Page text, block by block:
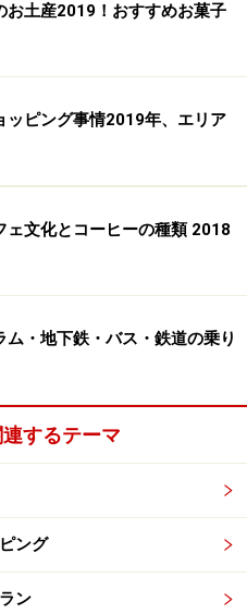
お土産2019！おすすめお菓子
ッピング事情2019年、エリア
ェ文化とコーヒーの種類 2018
ム・地下鉄・バス・鉄道の乗り
するテーマ
ング
ン